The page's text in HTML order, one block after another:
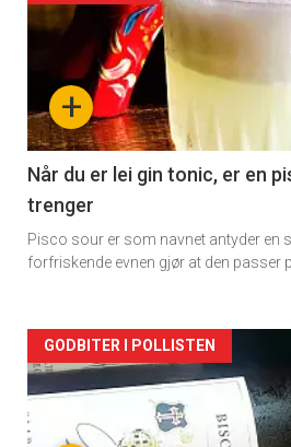
akkurat
nå
-
2
+
Når du er lei gin tonic, er en
trenger
Pisco sour er som navnet antyder en
forfriskende evnen gjør at den passer
Forsiden
akkurat
GODBITER I POLLISTEN